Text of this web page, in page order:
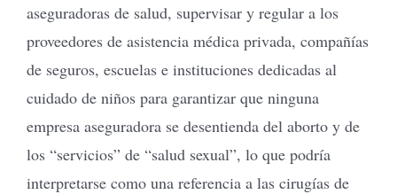
aseguradoras de salud, supervisar y regular a los
proveedores de asistencia médica privada, compañías
de seguros, escuelas e instituciones dedicadas al
cuidado de niños para garantizar que ninguna
empresa aseguradora se desentienda del aborto y de
los “servicios” de “salud sexual”, lo que podría
interpretarse como una referencia a las cirugías de